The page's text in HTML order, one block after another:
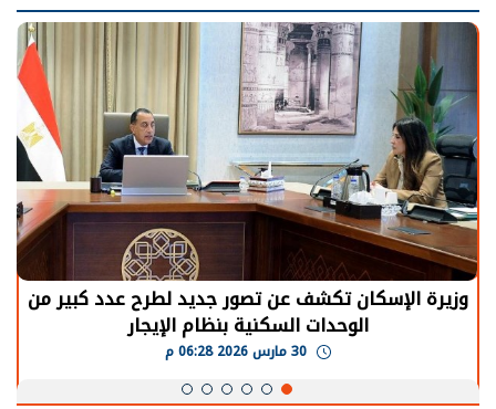
وزيرة الإسكان تكشف عن تصور جديد لطرح عدد كبير من
الوحدات السكنية بنظام الإيجار